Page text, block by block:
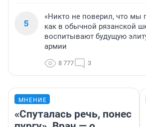
5
«Никто не поверил, что мы
как в обычной рязанской
воспитывают будущую
армии
8 777 3
МНЕНИЕ
«Спуталась речь, понес